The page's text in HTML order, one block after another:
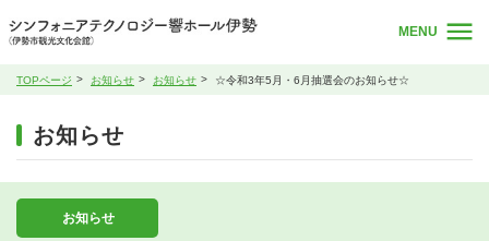
MENU
TOPページ お知らせ お知らせ ☆令和3年5月・6月抽選会のお知らせ☆
お知らせ
お知らせ